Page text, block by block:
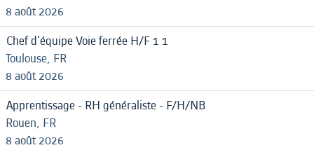
8 août 2026
Chef d'équipe Voie ferrée H/F 1 1
Toulouse, FR
8 août 2026
Apprentissage - RH généraliste - F/H/NB
Rouen, FR
8 août 2026